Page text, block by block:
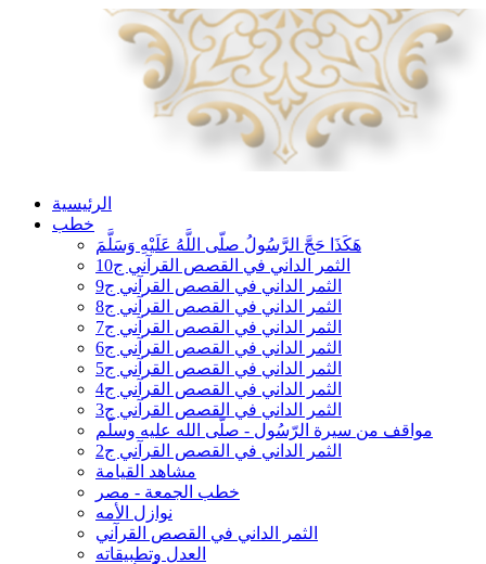
الرئيسية
خطب
هَكَذَا حَجَّ الرَّسُولُ صلّى اللَّهُ عَلَيْهِ وَسَلَّمَ
الثمر الداني في القصص القرآني ج10
الثمر الداني في القصص القرآني ج9
الثمر الداني في القصص القرآني ج8
الثمر الداني في القصص القرآني ج7
الثمر الداني في القصص القرآني ج6
الثمر الداني في القصص القرآني ج5
الثمر الداني في القصص القرآني ج4
الثمر الداني في القصص القرآني ج3
مواقف من سيرة الرّسُول - صلّى الله عليه وسلّم
الثمر الداني في القصص القرآني ج2
مشاهد القيامة
خطب الجمعة - مصر
نوازل الأمه
الثمر الداني في القصص القرآني
العدل وتطبيقاته